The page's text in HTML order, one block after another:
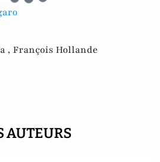
, François Hollande
AUTEURS